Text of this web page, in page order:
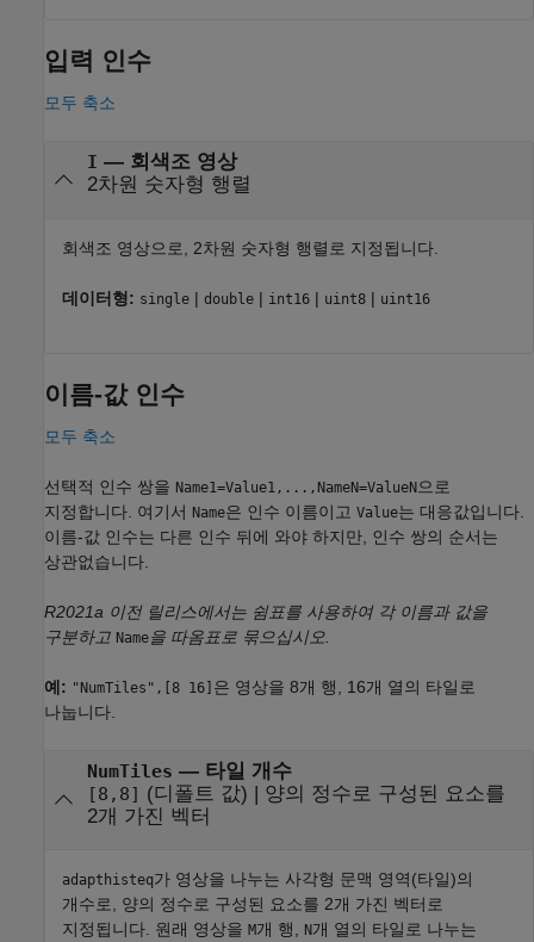
입력 인수
모두 축소
I — 회색조 영상
2차원 숫자형 행렬
회색조 영상으로, 2차원 숫자형 행렬로 지정됩니다.
데이터형: single | double | int16 | uint8 | uint16
이름-값 인수
모두 축소
선택적 인수 쌍을 Name1=Value1,...,NameN=ValueN으로
지정합니다. 여기서 Name은 인수 이름이고 Value는 대응값입니다.
이름-값 인수는 다른 인수 뒤에 와야 하지만, 인수 쌍의 순서는
상관없습니다.
R2021a 이전 릴리스에서는 쉼표를 사용하여 각 이름과 값을
구분하고 Name을 따옴표로 묶으십시오.
예: "NumTiles",[8 16] 은 영상을 8개 행, 16개 열의 타일로
나눕니다.
NumTiles — 타일 개수
[8,8] (디폴트 값) | 양의 정수로 구성된 요소를
2개 가진 벡터
adapthisteq가 영상을 나누는 사각형 문맥 영역(타일)의
개수로, 양의 정수로 구성된 요소를 2개 가진 벡터로
지정됩니다. 원래 영상을 M개 행, N개 열의 타일로 나누는